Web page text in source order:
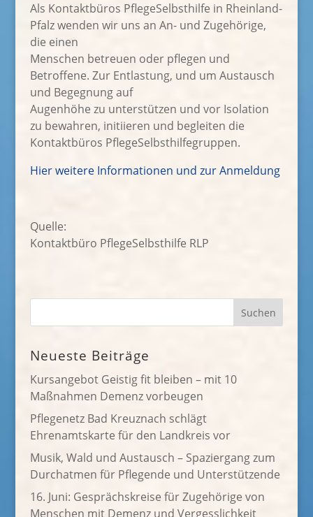
Als Kontaktbüros PflegeSelbsthilfe in Rheinland-
Pfalz wenden wir uns an An- und Zugehörige,
die einen
Menschen betreuen oder pflegen und
Betroffene. Zur Entlastung, und um Austausch
und Begegnung auf
Augenhöhe zu unterstützen und vor Isolation
zu bewahren, initiieren und begleiten die
Kontaktbüros PflegeSelbsthilfegruppen.
Hier weitere Informationen und zur Anmeldung
Quelle:
Kontaktbüro PflegeSelbsthilfe RLP
Neueste Beiträge
Kursangebot Geistig fit bleiben – mit 10
Maßnahmen Demenz vorbeugen
Pflegenetz Bad Kreuznach schlägt
Ehrenamtskarte für den Landkreis vor
Musik, Wald und Austausch – Spaziergang zum
Durchatmen für Pflegende und Unterstützende
16. Juni: Gesprächskreise für Zugehörige von
Menschen mit Demenz und Vergesslichkeit